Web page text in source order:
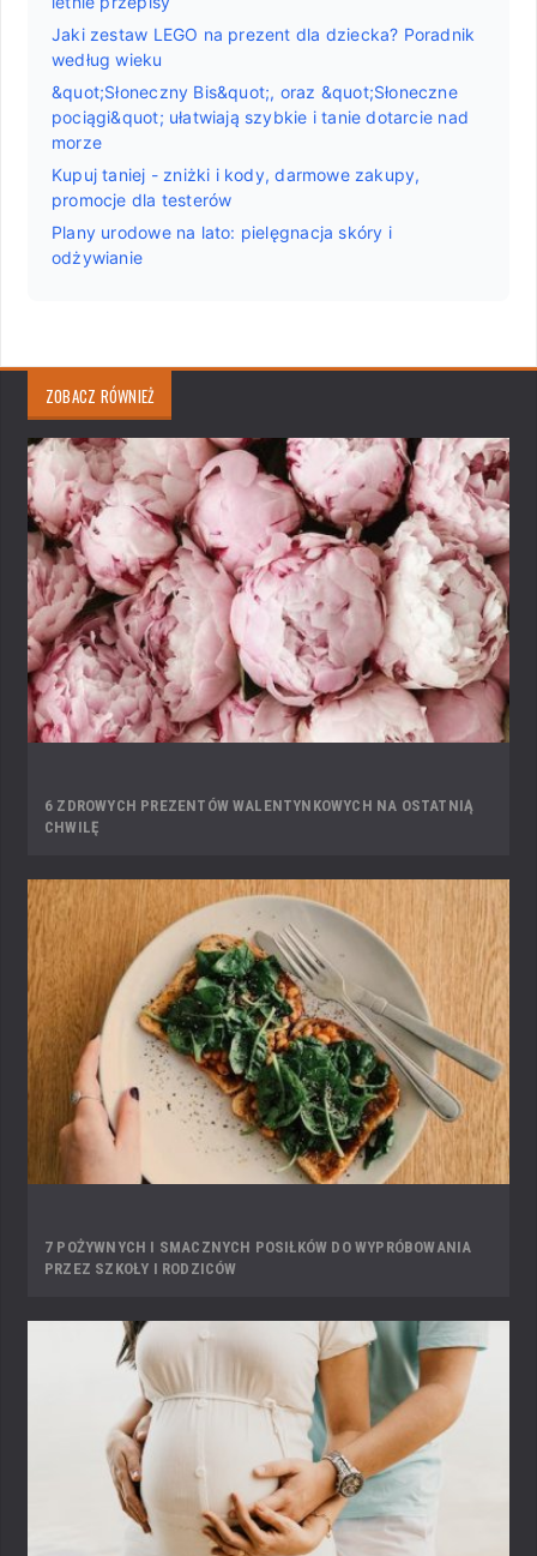
Jaki zestaw LEGO na prezent dla dziecka? Poradnik
według wieku
&quot;Słoneczny Bis&quot;, oraz &quot;Słoneczne
pociągi&quot; ułatwiają szybkie i tanie dotarcie nad
morze
Kupuj taniej - zniżki i kody, darmowe zakupy,
promocje dla testerów
Plany urodowe na lato: pielęgnacja skóry i
odżywianie
ZOBACZ RÓWNIEŻ
6 ZDROWYCH PREZENTÓW WALENTYNKOWYCH NA OSTATNIĄ
CHWILĘ
7 POŻYWNYCH I SMACZNYCH POSIŁKÓW DO WYPRÓBOWANIA
PRZEZ SZKOŁY I RODZICÓW